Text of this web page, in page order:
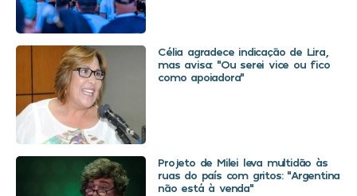
Célia agradece indicação de Lira,
mas avisa: “Ou serei vice ou fico
como apoiadora”
Projeto de Milei leva multidão às
ruas do país com gritos: “Argentina
não está à venda”